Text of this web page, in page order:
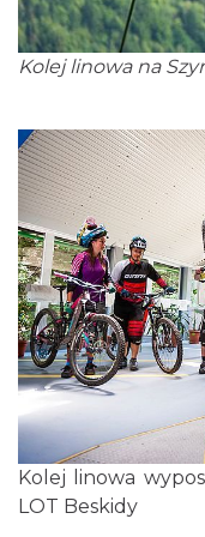
Kolej linowa na
Kolej linowa
LOT Beskidy